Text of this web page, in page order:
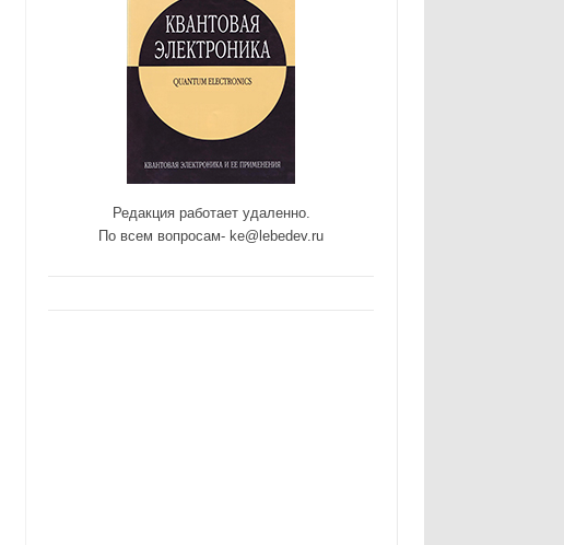
Редакция работает удаленно.
По всем вопросам- ke@lebedev.ru